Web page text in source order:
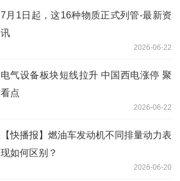
7月1日起，这16种物质正式列管-最新资
讯
2026-06-22
电气设备板块短线拉升 中国西电涨停 聚
看点
2026-06-22
【快播报】燃油车发动机不同排量动力表
现如何区别？
2026-06-20